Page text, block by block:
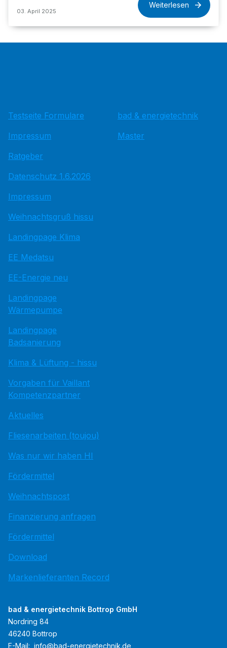
03. April 2025
Weiterlesen
Testseite Formulare
Impressum
Ratgeber
Datenschutz 1.6.2026
Impressum
Weihnachtsgruß hissu
Landingpage Klima
EE Medatsu
EE-Energie neu
Landingpage
Wärmepumpe
Landingpage
Badsanierung
Klima & Lüftung - hissu
Vorgaben für Vaillant
Kompetenzpartner
Aktuelles
Fliesenarbeiten (toujou)
Was nur wir haben HI
Fördermittel
Weihnachtspost
Finanzierung anfragen
Fördermittel
Download
Markenlieferanten Record
bad & energietechnik
Master
bad & energietechnik Bottrop GmbH
Nordring 84
46240 Bottrop
E-Mail: info@bad-energietechnik.de